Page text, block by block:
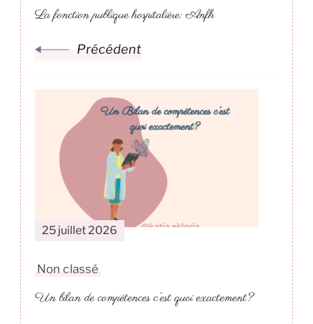
La fonction publique hospitalière: Anfh
Précédent
25 juillet 2026
Non classé
Un bilan de compétences c’est quoi exactement?